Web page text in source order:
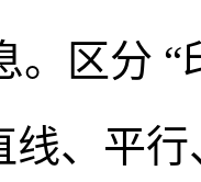
。区分 “
线、平